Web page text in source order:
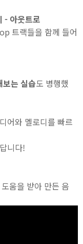
- 아웃트로
트랙들을 함께 들어
는 실습도 병행했
어와 멜로디를 빠르
니다!
움을 받아 만든 음